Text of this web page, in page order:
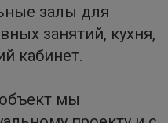
залы для
занятий, кухня,
кабинет.
мы